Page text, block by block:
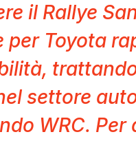
il Rallye
per Toyota
settore
WRC.